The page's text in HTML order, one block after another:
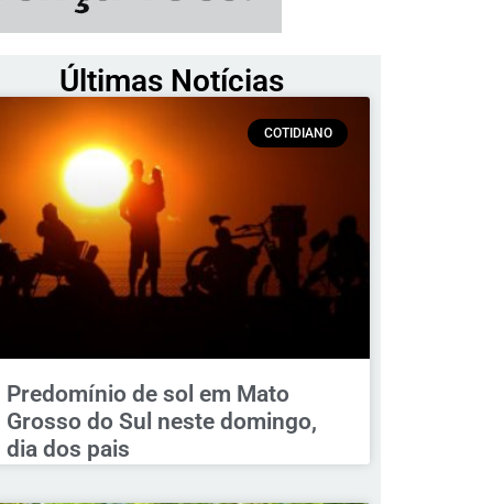
Últimas Notícias
COTIDIANO
Predomínio de sol em Mato
Grosso do Sul neste domingo,
dia dos pais